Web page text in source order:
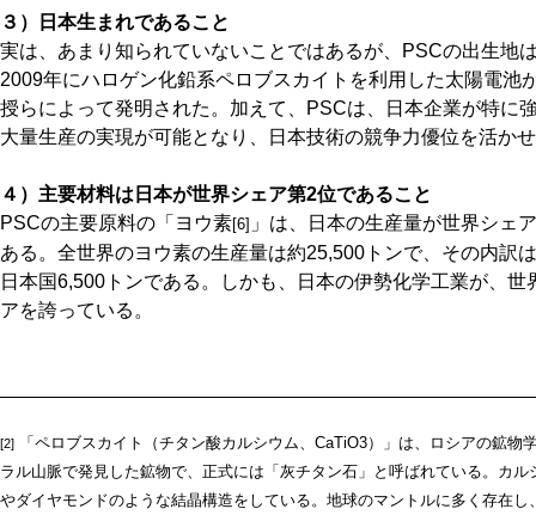
３）日本生まれであること
実は、あまり知られていないことではあるが、PSCの出生地
2009年にハロゲン化鉛系ペロブスカイトを利用した太陽電池
授らによって発明された。加えて、PSCは、日本企業が特に
大量生産の実現が可能となり、日本技術の競争力優位を活か
４）主要材料は日本が世界シェア第2位であること
PSCの主要原料の「ヨウ素[6] 」は、日本の生産量が世界シェ
ある。全世界のヨウ素の生産量は約25,500トンで、その内訳
日本国6,500トンである。しかも、日本の伊勢化学工業が、
アを誇っている。
[2]
「ペロブスカイト（チタン酸カルシウム、CaTiO3）」は、ロシアの鉱物
ラル山脈で発見した鉱物で、正式には「灰チタン石」と呼ばれている。カ
やダイヤモンドのような結晶構造をしている。地球のマントルに多く存在